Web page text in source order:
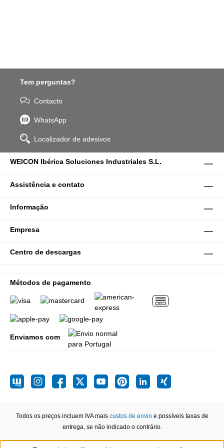
Tem perguntas?
Contacto
WhatsApp
Localizador de adesivos
WEICON Ibérica Soluciones Industriales S.L.
Assistência e contato
Informação
Empresa
Centro de descargas
Métodos de pagamento
Enviamos com
Todos os preços incluem IVA mais custos de envioe possíveis taxas de
entrega, se não indicado o contrário.